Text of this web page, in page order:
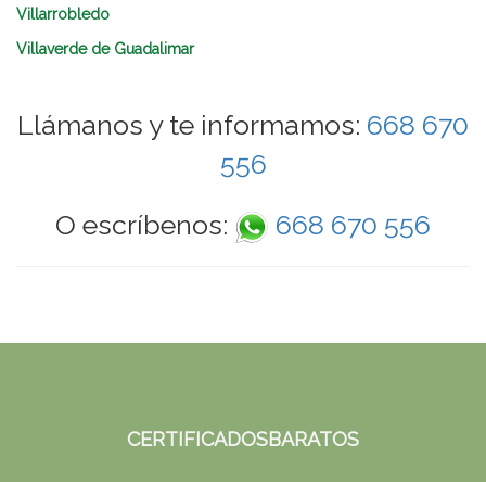
Villarrobledo
Villaverde de Guadalimar
Llámanos y te informamos: 668 670
556
O escríbenos:
668 670 556
CERTIFICADOSBARATOS